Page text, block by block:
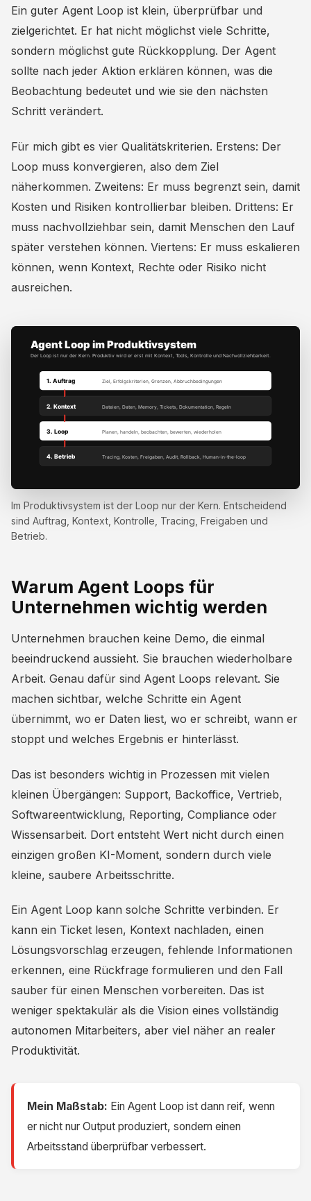
Ein guter Agent Loop ist klein, überprüfbar und
zielgerichtet. Er hat nicht möglichst viele Schritte,
sondern möglichst gute Rückkopplung. Der Agent
sollte nach jeder Aktion erklären können, was die
Beobachtung bedeutet und wie sie den nächsten
Schritt verändert.
Für mich gibt es vier Qualitätskriterien. Erstens: Der
Loop muss konvergieren, also dem Ziel
näherkommen. Zweitens: Er muss begrenzt sein, damit
Kosten und Risiken kontrollierbar bleiben. Drittens: Er
muss nachvollziehbar sein, damit Menschen den Lauf
später verstehen können. Viertens: Er muss eskalieren
können, wenn Kontext, Rechte oder Risiko nicht
ausreichen.
Im Produktivsystem ist der Loop nur der Kern. Entscheidend
sind Auftrag, Kontext, Kontrolle, Tracing, Freigaben und
Betrieb.
Warum Agent Loops für
Unternehmen wichtig werden
Unternehmen brauchen keine Demo, die einmal
beeindruckend aussieht. Sie brauchen wiederholbare
Arbeit. Genau dafür sind Agent Loops relevant. Sie
machen sichtbar, welche Schritte ein Agent
übernimmt, wo er Daten liest, wo er schreibt, wann er
stoppt und welches Ergebnis er hinterlässt.
Das ist besonders wichtig in Prozessen mit vielen
kleinen Übergängen: Support, Backoffice, Vertrieb,
Softwareentwicklung, Reporting, Compliance oder
Wissensarbeit. Dort entsteht Wert nicht durch einen
einzigen großen KI-Moment, sondern durch viele
kleine, saubere Arbeitsschritte.
Ein Agent Loop kann solche Schritte verbinden. Er
kann ein Ticket lesen, Kontext nachladen, einen
Lösungsvorschlag erzeugen, fehlende Informationen
erkennen, eine Rückfrage formulieren und den Fall
sauber für einen Menschen vorbereiten. Das ist
weniger spektakulär als die Vision eines vollständig
autonomen Mitarbeiters, aber viel näher an realer
Produktivität.
Mein Maßstab: Ein Agent Loop ist dann reif, wenn
er nicht nur Output produziert, sondern einen
Arbeitsstand überprüfbar verbessert.